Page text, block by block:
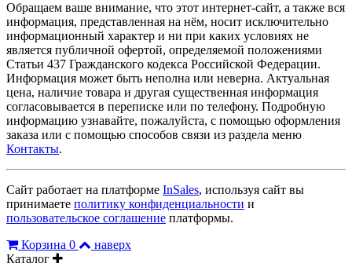
Обращаем ваше внимание, что этот интернет-сайт, а также вся
информация, представленная на нём, носит исключительно
информационный характер и ни при каких условиях не
является публичной офертой, определяемой положениями
Статьи 437 Гражданского кодекса Российской Федерации.
Информация может быть неполна или неверна. Актуальная
цена, наличие товара и другая существенная информация
согласовывается в переписке или по телефону. Подробную
информацию узнавайте, пожалуйста, с помощью оформления
заказа или с помощью способов связи из раздела меню
Контакты.
Сайт работает на платформе InSales, используя сайт вы
принимаете политику конфиденциальности и
пользовательское соглашение платформы.
Корзина 0
наверх
Каталог